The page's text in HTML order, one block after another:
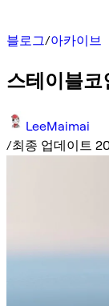
블로그/아카이브
스테이블코
LeeMaimai
/최종 업데이트